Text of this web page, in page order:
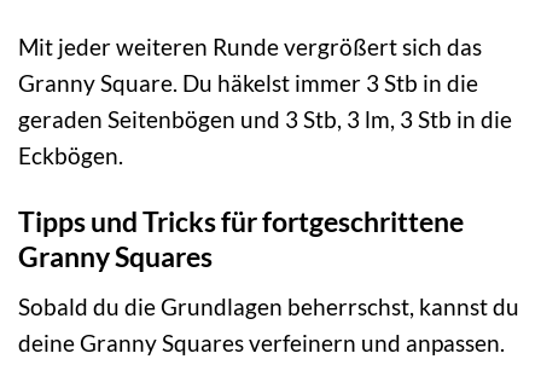
Mit jeder weiteren Runde vergrößert sich das
Granny Square. Du häkelst immer 3 Stb in die
geraden Seitenbögen und 3 Stb, 3 lm, 3 Stb in die
Eckbögen.
Tipps und Tricks für fortgeschrittene
Granny Squares
Sobald du die Grundlagen beherrschst, kannst du
deine Granny Squares verfeinern und anpassen.